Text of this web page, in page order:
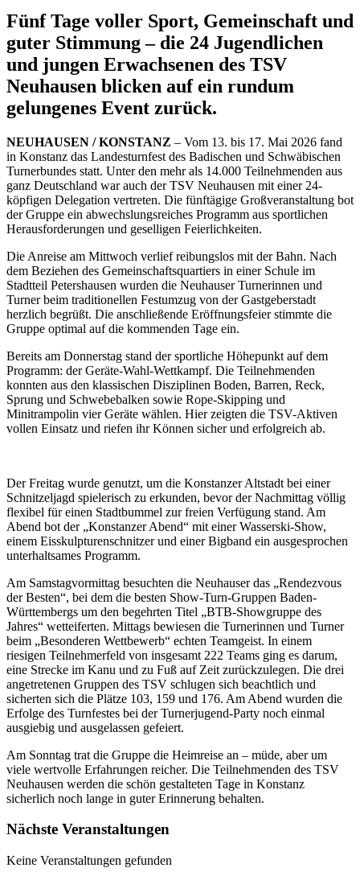
Fünf Tage voller Sport, Gemeinschaft und
guter Stimmung – die 24 Jugendlichen
und jungen Erwachsenen des TSV
Neuhausen blicken auf ein rundum
gelungenes Event zurück.
NEUHAUSEN / KONSTANZ – Vom 13. bis 17. Mai 2026 fand
in Konstanz das Landesturnfest des Badischen und Schwäbischen
Turnerbundes statt. Unter den mehr als 14.000 Teilnehmenden aus
ganz Deutschland war auch der TSV Neuhausen mit einer 24-
köpfigen Delegation vertreten. Die fünftägige Großveranstaltung bot
der Gruppe ein abwechslungsreiches Programm aus sportlichen
Herausforderungen und geselligen Feierlichkeiten.
Die Anreise am Mittwoch verlief reibungslos mit der Bahn. Nach
dem Beziehen des Gemeinschaftsquartiers in einer Schule im
Stadtteil Petershausen wurden die Neuhauser Turnerinnen und
Turner beim traditionellen Festumzug von der Gastgeberstadt
herzlich begrüßt. Die anschließende Eröffnungsfeier stimmte die
Gruppe optimal auf die kommenden Tage ein.
Bereits am Donnerstag stand der sportliche Höhepunkt auf dem
Programm: der Geräte-Wahl-Wettkampf. Die Teilnehmenden
konnten aus den klassischen Disziplinen Boden, Barren, Reck,
Sprung und Schwebebalken sowie Rope-Skipping und
Minitrampolin vier Geräte wählen. Hier zeigten die TSV-Aktiven
vollen Einsatz und riefen ihr Können sicher und erfolgreich ab.
Der Freitag wurde genutzt, um die Konstanzer Altstadt bei einer
Schnitzeljagd spielerisch zu erkunden, bevor der Nachmittag völlig
flexibel für einen Stadtbummel zur freien Verfügung stand. Am
Abend bot der „Konstanzer Abend“ mit einer Wasserski-Show,
einem Eisskulpturenschnitzer und einer Bigband ein ausgesprochen
unterhaltsames Programm.
Am Samstagvormittag besuchten die Neuhauser das „Rendezvous
der Besten“, bei dem die besten Show-Turn-Gruppen Baden-
Württembergs um den begehrten Titel „BTB-Showgruppe des
Jahres“ wetteiferten. Mittags bewiesen die Turnerinnen und Turner
beim „Besonderen Wettbewerb“ echten Teamgeist. In einem
riesigen Teilnehmerfeld von insgesamt 222 Teams ging es darum,
eine Strecke im Kanu und zu Fuß auf Zeit zurückzulegen. Die drei
angetretenen Gruppen des TSV schlugen sich beachtlich und
sicherten sich die Plätze 103, 159 und 176. Am Abend wurden die
Erfolge des Turnfestes bei der Turnerjugend-Party noch einmal
ausgiebig und ausgelassen gefeiert.
Am Sonntag trat die Gruppe die Heimreise an – müde, aber um
viele wertvolle Erfahrungen reicher. Die Teilnehmenden des TSV
Neuhausen werden die schön gestalteten Tage in Konstanz
sicherlich noch lange in guter Erinnerung behalten.
Nächste Veranstaltungen
Keine Veranstaltungen gefunden